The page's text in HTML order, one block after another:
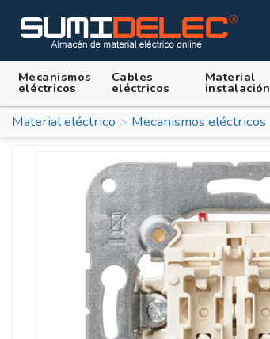
Mecanismos
eléctricos
Cables
eléctricos
Material
instalación
Material eléctrico Mecanismos eléctricos